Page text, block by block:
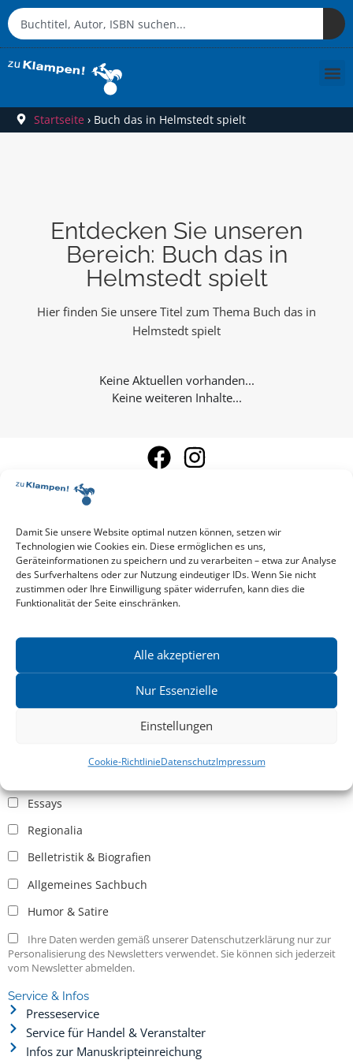
Damit Sie unsere Website optimal nutzen können, setzen wir
Technologien wie Cookies ein. Diese ermöglichen es uns,
Geräteinformationen zu speichern und zu verarbeiten – etwa zur Analyse
des Surfverhaltens oder zur Nutzung eindeutiger IDs. Wenn Sie nicht
zustimmen oder Ihre Einwilligung später widerrufen, kann dies die
Funktionalität der Seite einschränken.
Alle akzeptieren
Nur Essenzielle
Einstellungen
Cookie-RichtlinieDatenschutzImpressum
Startseite › Buch das in Helmstedt spielt
Entdecken Sie unseren
Bereich: Buch das in
Helmstedt spielt
Hier finden Sie unsere Titel zum Thema Buch das in
Helmstedt spielt
Keine weiteren Inhalte...
Aktuelle Vorschau
Entdecken Sie das aktuelle zu-Klampen!-Verlagsprogramm.
Hier finden Sie die Verlagsvorschau – einfach direkt online
reinlesen oder herunterladen.
Newsletter
News zu aktuellen Neuheiten und Nachrichten im zu Klampen!
Verlag – jederzeit wieder abbestellbar.
Essays
Regionalia
Belletristik & Biografien
Allgemeines Sachbuch
Humor & Satire
Ihre Daten werden gemäß unserer Datenschutzerklärung nur zur
Personalisierung des Newsletters verwendet. Sie können sich jederzeit
vom Newsletter abmelden.
Service & Infos
Presseservice
Service für Handel & Veranstalter
Infos zur Manuskripteinreichung